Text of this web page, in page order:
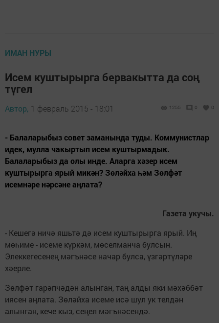
ИМАН НУРЫ
Исем куштырырга бервакытта да соң
түгел
Автор, 1 февраль 2015 - 18:01 1255 0 0
- Балаларыбыз совет заманында туды. Коммунистлар
идек, мулла чакыртып исем куштырмадык.
Балаларыбыз да олы инде. Аларга хәзер исем
куштырырга ярый микән? Зөләйха һәм Зөлфәт
исемнәре нәрсәне аңлата?
Газета укучы.
- Кешегә ничә яшьтә дә исем куштырырга ярый. Иң
мөһиме - исеме күркәм, мөселманча булсын.
Элеккегесенең мәгънәсе начар булса, үзгәртүләре
хәерле.
Зөлфәт гарәпчәдән алынган, таң алды яки мәхәббәт
иясен аңлата. Зөләйха исеме исә шул ук телдән
алынган, кече кыз, сеңел мәгънәсендә.